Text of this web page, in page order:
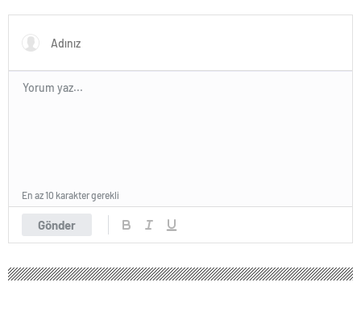
Gönder
En az 10 karakter gerekli